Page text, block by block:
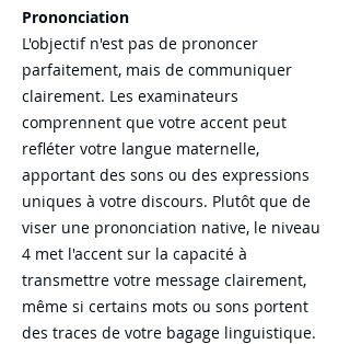
Prononciation
L'objectif n'est pas de prononcer
parfaitement, mais de communiquer
clairement. Les examinateurs
comprennent que votre accent peut
refléter votre langue maternelle,
apportant des sons ou des expressions
uniques à votre discours. Plutôt que de
viser une prononciation native, le niveau
4 met l'accent sur la capacité à
transmettre votre message clairement,
même si certains mots ou sons portent
des traces de votre bagage linguistique.